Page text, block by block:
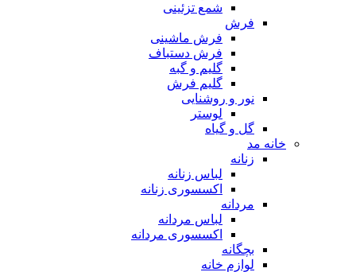
شمع تزئینی
فرش
فرش ماشینی
فرش دستباف
گلیم و گبه
گلیم فرش
نور و روشنایی
لوستر
گل و گیاه
خانه مد
زنانه
لباس زنانه
اکسسوری زنانه
مردانه
لباس مردانه
اکسسوری مردانه
بچگانه
لوازم خانه